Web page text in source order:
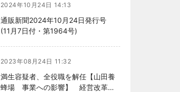
2024年10月24日 14:13
通販新聞2024年10月24日発行号
(11月7日付・第1964号)
2023年08月24日 11:32
満生容疑者、全役職を解任【山田養
蜂場 事業への影響】 経営改革の